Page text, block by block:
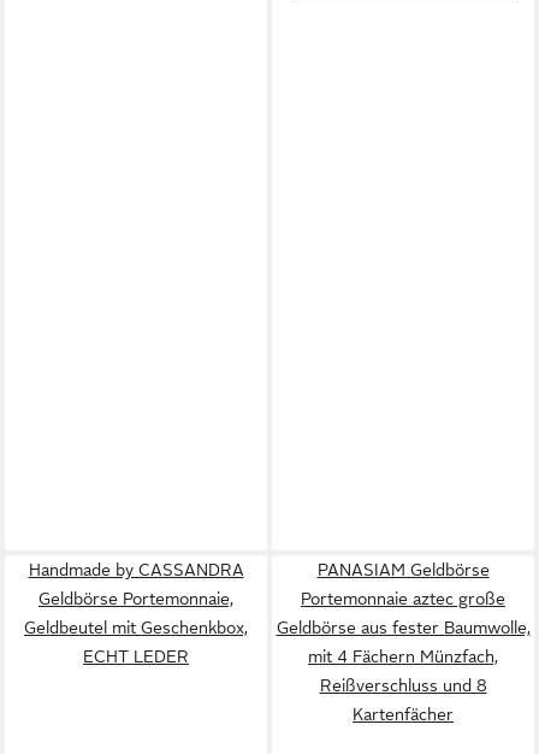
Handmade by CASSANDRA
Geldbörse Portemonnaie,
Geldbeutel mit Geschenkbox,
ECHT LEDER
PANASIAM Geldbörse
Portemonnaie aztec große
Geldbörse aus fester Baumwolle,
mit 4 Fächern Münzfach,
Reißverschluss und 8
Kartenfächer